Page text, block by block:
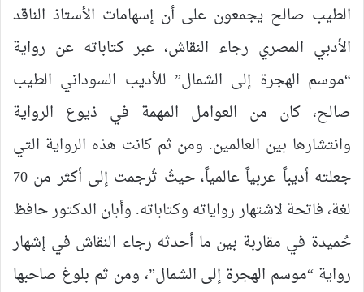
الطيب صالح يجمعون على أن إسهامات الأستاذ الناقد
الأدبي المصري رجاء النقاش، عبر كتاباته عن رواية
“موسم الهجرة إلى الشمال” للأديب السوداني الطيب
صالح، كان من العوامل المهمة في ذيوع الرواية
وانتشارها بين العالمين. ومن ثم كانت هذه الرواية التي
جعلته أديباً عربياً عالمياً، حيثُ تُرجمت إلى أكثر من 70
لغة، فاتحة لاشتهار رواياته وكتاباته. وأبان الدكتور حافظ
حُميدة في مقاربة بين ما أحدثه رجاء النقاش في إشهار
رواية “موسم الهجرة إلى الشمال”، ومن ثم بلوغ صاحبها